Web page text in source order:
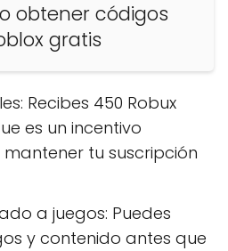
obtener códigos
gratis
Recibes 450 Robux
es un incentivo
tu suscripción
a juegos: Puedes
y contenido antes que